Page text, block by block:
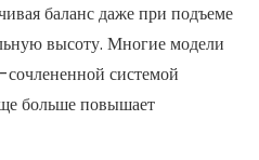
баланс даже при подъеме
высоту. Многие модели
системой
больше повышает